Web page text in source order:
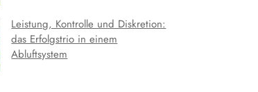
Leistung, Kontrolle und Diskretion:
das Erfolgstrio in einem
Abluftsystem